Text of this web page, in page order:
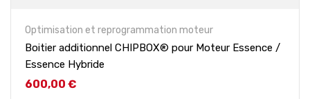
Optimisation et reprogrammation moteur
Boitier additionnel CHIPBOX® pour Moteur Essence /
Essence Hybride
Prix
600,00 €